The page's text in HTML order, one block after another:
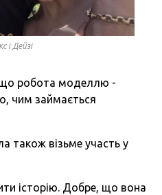
і Дейзі
що робота моделлю -
чим займається
також візьме участь у
історію. Добре, що вона